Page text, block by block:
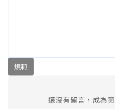
規範
還沒有留言，成為